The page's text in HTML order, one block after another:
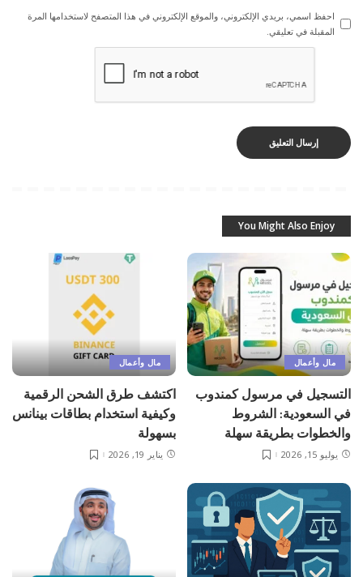
احفظ اسمي، بريدي الإلكتروني، والموقع الإلكتروني في هذا المتصفح لاستخدامها المرة
المقبلة في تعليقي.
You Might Also Enjoy
مال وأعمال
التسجيل في مرسول كمندوب
في السعودية: الشروط
والخطوات بطريقة سهلة
يوليو 15, 2026
مال وأعمال
اكتشف طرق الشحن الرقمية
وكيفية استخدام بطاقات بينانس
بسهولة
يناير 19, 2026